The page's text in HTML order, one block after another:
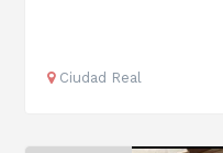
Ciudad Real